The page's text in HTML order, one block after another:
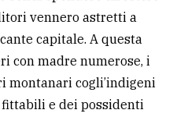
vennero astretti a
capitale. A questa
con madre numerose, i
montanari cogli’indigeni
e dei possidenti